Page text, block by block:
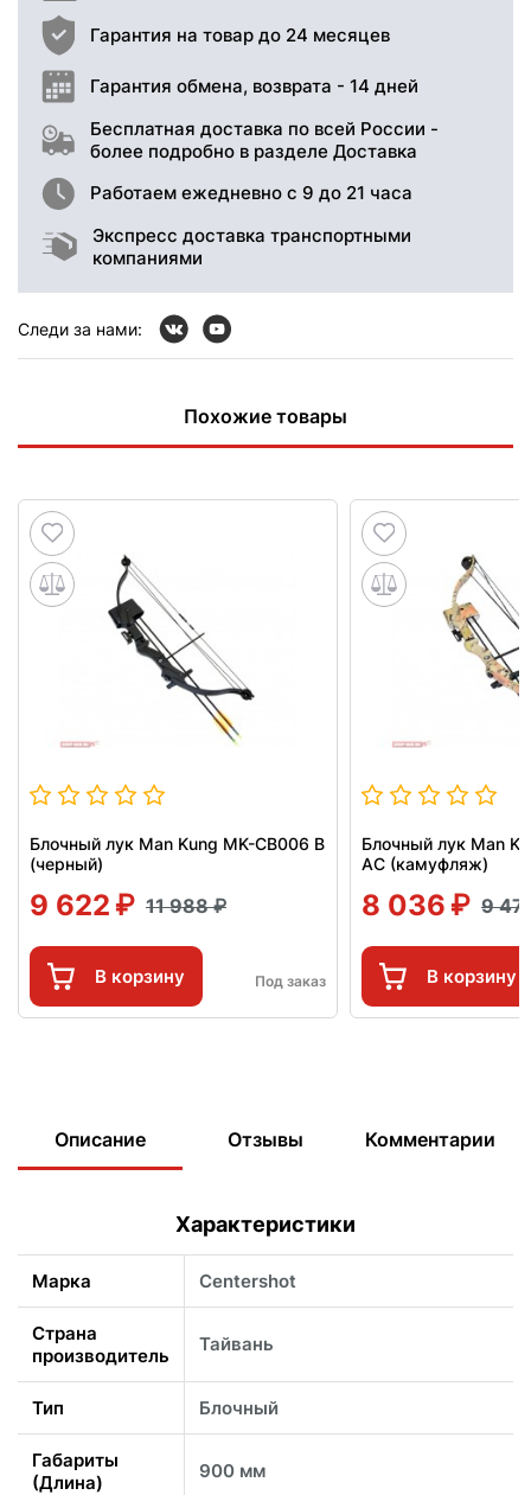
Гарантия на товар до 24 месяцев
Гарантия обмена, возврата - 14 дней
Бесплатная доставка по всей России -
более подробно в разделе Доставка
Работаем ежедневно с 9 до 21 часа
Экспресс доставка транспортными
компаниями
Следи за нами:
Похожие товары
Блочный лук Man Kung MK-CB006 B
(черный)
9 622 11 988
В корзину Под заказ
Блочный лук Man
AC (камуфляж)
8 036 9
В корзину
Описание Отзывы Комментарии
Характеристики
Марка Centershot
Страна
производитель
Тайвань
Тип Блочный
Габариты
(Длина)
900 мм